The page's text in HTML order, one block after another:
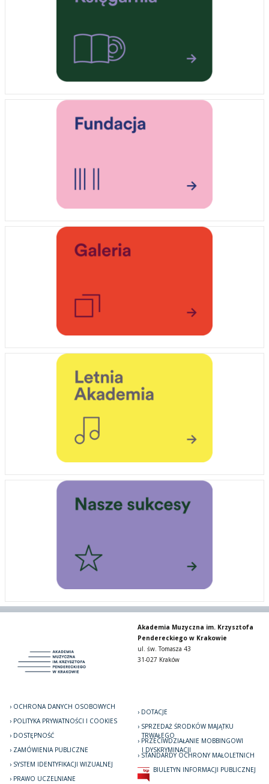
Akademia Muzyczna im. Krzysztofa
Pendereckiego w Krakowie
ul. św. Tomasza 43
31-027 Kraków
OCHRONA DANYCH OSOBOWYCH
POLITYKA PRYWATNOŚCI I COOKIES
DOSTĘPNOŚĆ
ZAMÓWIENIA PUBLICZNE
SYSTEM IDENTYFIKACJI WIZUALNEJ
PRAWO UCZELNIANE
DOTACJE
SPRZEDAŻ ŚRODKÓW MAJĄTKU
TRWAŁEGO
PRZECIWDZIAŁANIE MOBBINGOWI
I DYSKRYMINACJI
STANDARDY OCHRONY MAŁOLETNICH
BIULETYN INFORMACJI PUBLICZNEJ